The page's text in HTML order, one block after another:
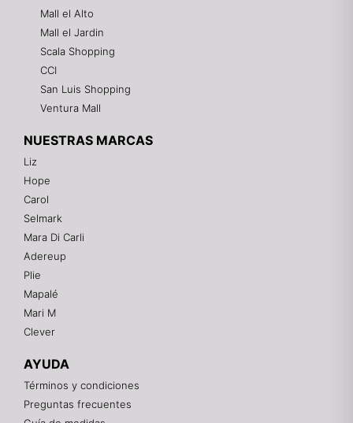
Mall el Alto
Mall el Jardin
Scala Shopping
CCI
San Luis Shopping
Ventura Mall
NUESTRAS MARCAS
Liz
Hope
Carol
Selmark
Mara Di Carli
Adereup
Plie
Mapalé
Mari M
Clever
AYUDA
Términos y condiciones
Preguntas frecuentes
¡Hola! 👋
Gracias por visitarnos. Te asesoramos
personalmente con tu compra: tallas, envíos y
pagos.
Recuerda: 10% de descuento en tu primera compra
Contáctanos por el canal que prefieras 💕